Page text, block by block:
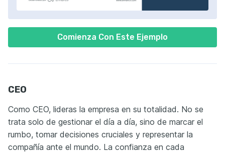
Comienza Con Este Ejemplo
CEO
Como CEO, lideras la empresa en su totalidad. No se
trata solo de gestionar el día a día, sino de marcar el
rumbo, tomar decisiones cruciales y representar la
compañía ante el mundo. La confianza en cada